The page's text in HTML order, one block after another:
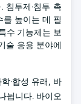
침투제·침투 촉
를 높이는 데 필
수 기능제는 보
술 응용 분야에
·합성 유래, 바
뉩니다. 바이오